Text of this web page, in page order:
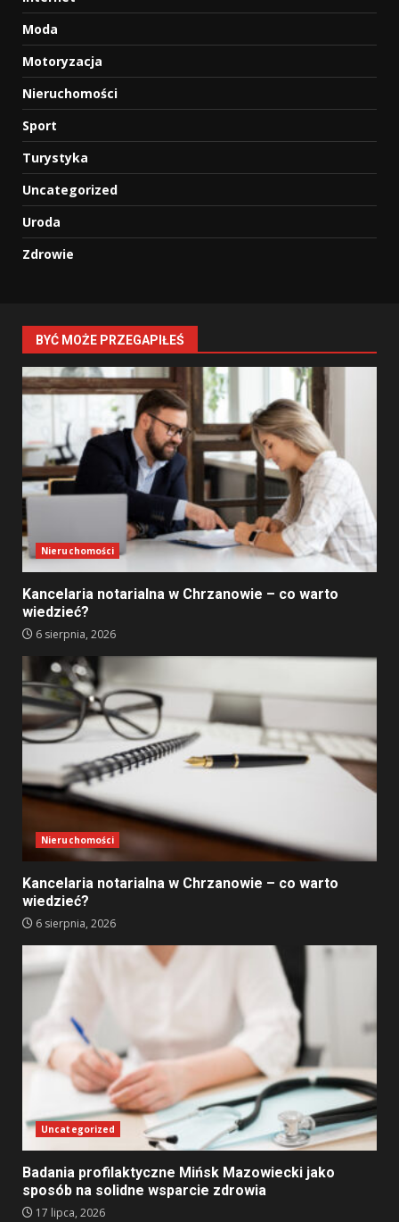
Moda
Motoryzacja
Nieruchomości
Sport
Turystyka
Uncategorized
Uroda
Zdrowie
BYĆ MOŻE PRZEGAPIŁEŚ
Nieruchomości
Kancelaria notarialna w Chrzanowie – co warto
wiedzieć?
6 sierpnia, 2026
Nieruchomości
Kancelaria notarialna w Chrzanowie – co warto
wiedzieć?
6 sierpnia, 2026
Uncategorized
Badania profilaktyczne Mińsk Mazowiecki jako
sposób na solidne wsparcie zdrowia
17 lipca, 2026